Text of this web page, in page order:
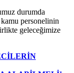
durumda
kamu personelinin
geleceğimize